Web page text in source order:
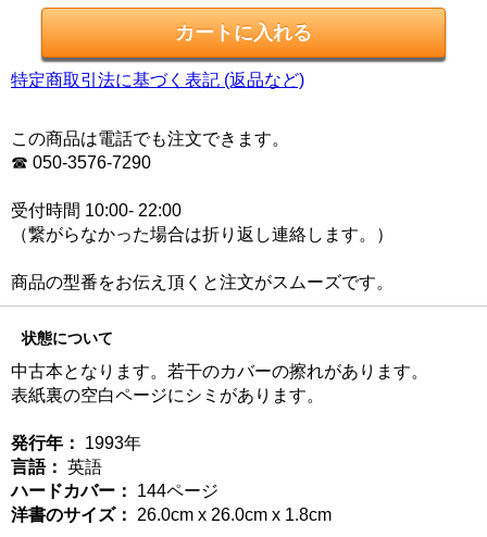
特定商取引法に基づく表記 (返品など)
この商品は電話でも注文できます。
☎ 050-3576-7290
受付時間 10:00- 22:00
（繋がらなかった場合は折り返し連絡します。）
商品の型番をお伝え頂くと注文がスムーズです。
状態について
中古本となります。若干のカバーの擦れがあります。
表紙裏の空白ページにシミがあります。
発行年：
1993年
言語： 英語
ハードカバー：
144ページ
洋書のサイズ：
26.0cm x 26.0cm x 1.8cm